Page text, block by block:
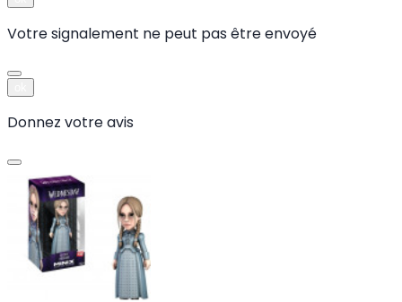
Votre signalement ne peut pas être envoyé
Donnez votre avis